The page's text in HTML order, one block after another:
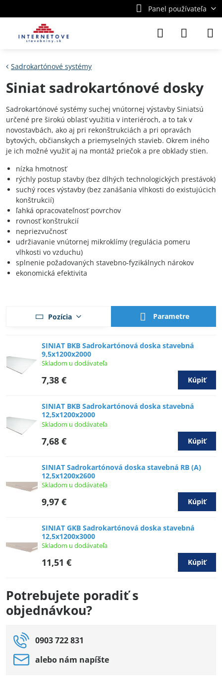
Panel používateľa
Sadrokartónové systémy
Siniat sadrokartónové dosky
Sadrokartónové systémy suchej vnútornej výstavby Siniatsú
určené pre širokú oblasť využitia v interiéroch, a to tak v
novostavbách, ako aj pri rekonštrukciách a pri opravách
bytových, občianskych a priemyselných stavieb. Okrem iného
je ich možné využiť aj na montáž priečok a pre obklady stien.
nízka hmotnosť
rýchly postup stavby (bez dlhých technologických prestávok)
suchý roces výstavby (bez zanášania vlhkosti do existujúcich
konštrukcií)
ľahká opracovateľnosť povrchov
rovnosť konštrukcií
nepriezvučnosť
udržiavanie vnútornej mikroklímy (regulácia pomeru
vlhkosti vo vzduchu)
splnenie požadovaných stavebno-fyzikálnych nárokov
ekonomická efektivita
Pozícia Parametre
SINIAT BKB Sadrokartónová doska stavebná
9,5x1200x2000
Skladom u dodávateľa
7,38 € Kúpiť
SINIAT BKB Sadrokartónová doska stavebná
12,5x1200x2000
Skladom u dodávateľa
7,68 € Kúpiť
SINIAT Sadrokartónová doska stavebná RB (A)
12,5x1200x2600
Skladom u dodávateľa
9,97 € Kúpiť
SINIAT GKB Sadrokartónová doska stavebná
12,5x1200x3000
Skladom u dodávateľa
11,51 € Kúpiť
Potrebujete poradiť s
objednávkou?
0903 722 831
alebo nám napíšte